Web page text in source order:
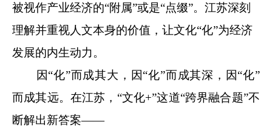
被视作产业经济的“附属”或是“点缀”。江苏深刻
理解并重视人文本身的价值，让文化“化”为经济
发展的内生动力。
因“化”而成其大，因“化”而成其深，因“化”
而成其远。在江苏，“文化+”这道“跨界融合题”不
断解出新答案——